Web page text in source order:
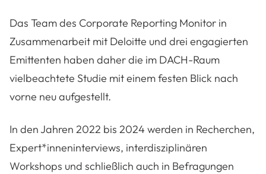
Das Team des Corporate Reporting Monitor in
Zusammenarbeit mit Deloitte und drei engagierten
Emittenten haben daher die im DACH-Raum
vielbeachtete Studie mit einem festen Blick nach
vorne neu aufgestellt.
In den Jahren 2022 bis 2024 werden in Recherchen,
Expert*inneninterviews, interdisziplinären
Workshops und schließlich auch in Befragungen